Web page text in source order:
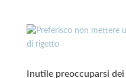
Inutile preoccuparsi